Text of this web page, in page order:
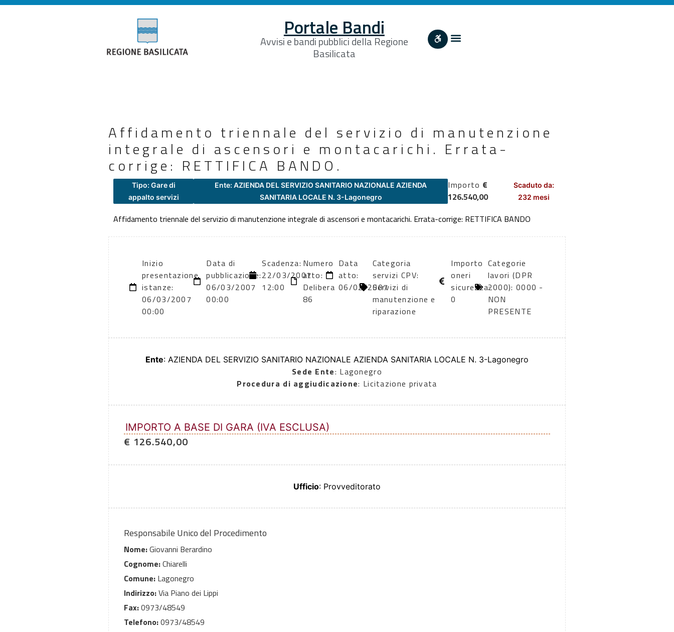
Portale Bandi
Avvisi e bandi pubblici della Regione
Basilicata
Affidamento triennale del servizio di manutenzione
integrale di ascensori e montacarichi. Errata-
corrige: RETTIFICA BANDO.
Tipo: Gare di
appalto servizi
Ente: AZIENDA DEL SERVIZIO SANITARIO NAZIONALE AZIENDA
SANITARIA LOCALE N. 3-Lagonegro
Importo €
126.540,00
Scaduto da:
232 mesi
Affidamento triennale del servizio di manutenzione integrale di ascensori e montacarichi. Errata-corrige: RETTIFICA BANDO
Inizio
presentazione
istanze:
06/03/2007
00:00
Data di
pubblicazione:
06/03/2007
00:00
Scadenza:
22/03/2007
12:00
Numero
atto:
Delibera
86
Data
atto:
06/02/2007
Categoria
servizi CPV:
Servizi di
manutenzione e
riparazione
Importo
oneri
sicurezza:
0
Categorie
lavori (DPR
2000): 0000 -
NON
PRESENTE
Ente: AZIENDA DEL SERVIZIO SANITARIO NAZIONALE AZIENDA SANITARIA LOCALE N. 3-Lagonegro
Sede Ente: Lagonegro
Procedura di aggiudicazione: Licitazione privata
IMPORTO A BASE DI GARA (IVA ESCLUSA)
€ 126.540,00
Ufficio: Provveditorato
Responsabile Unico del Procedimento
Nome:Giovanni Berardino
Cognome:Chiarelli
Comune: Lagonegro
Indirizzo:Via Piano dei Lippi
Fax:0973/48549
Telefono:0973/48549